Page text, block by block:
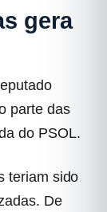
gera
parte das
do PSOL.
teriam sido
De